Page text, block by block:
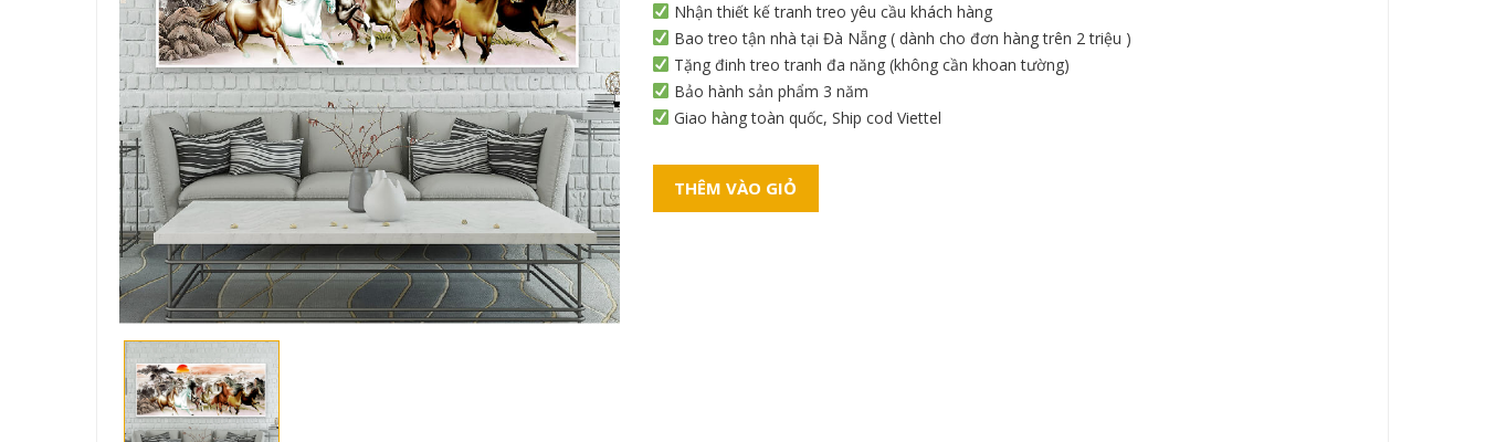
Nhận thiết kế tranh treo yêu cầu khách hàng
Bao treo tận nhà tại Đà Nẵng ( dành cho đơn hàng trên 2 triệu )
Tặng đinh treo tranh đa năng (không cần khoan tường)
Bảo hành sản phẩm 3 năm
Giao hàng toàn quốc, Ship cod Viettel
THÊM VÀO GIỎ